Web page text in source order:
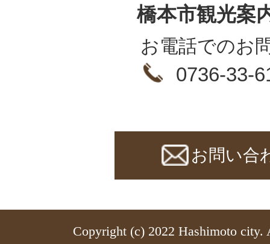
橋本市観光案
お電話でのお
0736-33-
お問い合
Copyright (c) 2022 Hashimoto city.